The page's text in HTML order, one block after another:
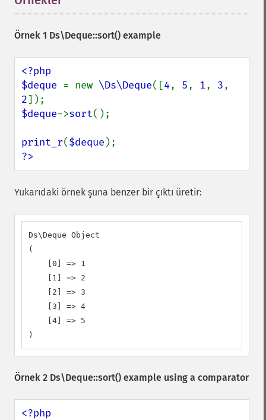
Örnek 1 Ds\Deque::sort() example
<?php
$deque = new \Ds\Deque([4, 5, 1, 3
2
$deque->sort();
print_r($deque
?>
Yukarıdaki örnek şuna benzer bir çıktı üretir:
Ds\Deque Object
(
    [0] => 1
    [1] => 2
    [2] => 3
    [3] => 4
    [4] => 5
)
Örnek 2 Ds\Deque::sort() example using a comparator
<?php